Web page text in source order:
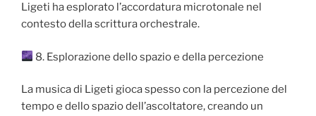
Ligeti ha esplorato l’accordatura microtonale nel
contesto della scrittura orchestrale.
8. Esplorazione dello spazio e della percezione
La musica di Ligeti gioca spesso con la percezione del
tempo e dello spazio dell’ascoltatore, creando un